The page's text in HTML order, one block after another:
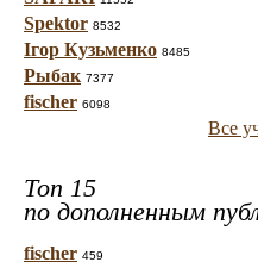
Spektor 8532
Ігор Кузьменко 8485
Рыбак 7377
fischer 6098
Все
Топ 15
по дополненным
fischer 459